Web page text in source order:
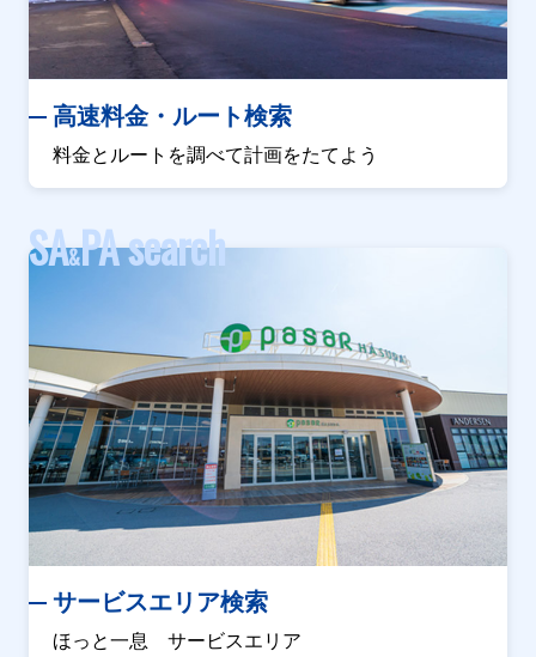
高速料金・ルート検索
料金とルートを調べて計画をたてよう
SA&PA search
サービスエリア検索
ほっと一息 サービスエリア